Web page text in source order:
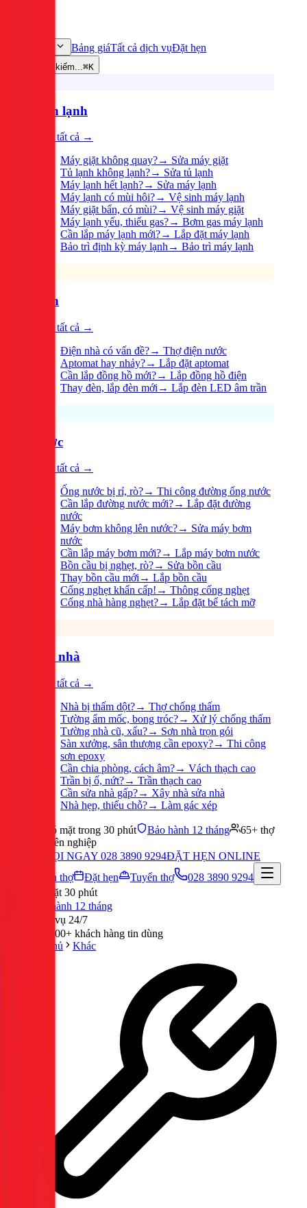
Bảng giáTất cả dịch vụĐặt hẹn
Tìm kiếm...⌘K
Điện lạnh
Xem tất cả →
Máy giặt không quay?→ Sửa máy giặt
Tủ lạnh không lạnh?→ Sửa tủ lạnh
Máy lạnh hết lạnh?→ Sửa máy lạnh
Máy lạnh có mùi hôi?→ Vệ sinh máy lạnh
Máy giặt bẩn, có mùi?→ Vệ sinh máy giặt
Máy lạnh yếu, thiếu gas?→ Bơm gas máy lạnh
Cần lắp máy lạnh mới?→ Lắp đặt máy lạnh
Bảo trì định kỳ máy lạnh→ Bảo trì máy lạnh
Điện
Xem tất cả →
Điện nhà có vấn đề?→ Thợ điện nước
Aptomat hay nhảy?→ Lắp đặt aptomat
Cần lắp đồng hồ mới?→ Lắp đồng hồ điện
Thay đèn, lắp đèn mới → Lắp đèn LED âm trần
Nước
Xem tất cả →
Ống nước bị rỉ, rò?→ Thi công đường ống nước
Cần lắp đường nước mới?→ Lắp đặt đường
nước
Máy bơm không lên nước?→ Sửa máy bơm
nước
Cần lắp máy bơm mới?→ Lắp máy bơm nước
Bồn cầu bị nghẹt, rò?→ Sửa bồn cầu
Thay bồn cầu mới → Lắp bồn cầu
Cống nghẹt khẩn cấp! → Thông cống nghẹt
Cống nhà hàng nghẹt?→ Lắp đặt bể tách mỡ
Sửa nhà
Xem tất cả →
Nhà bị thấm dột?→ Thợ chống thấm
Tường ẩm mốc, bong tróc?→ Xử lý chống thấm
Tường nhà cũ, xấu?→ Sơn nhà trọn gói
Sàn xưởng, sân thượng cần epoxy?→ Thi công
sơn epoxy
Cần chia phòng, cách âm?→ Vách thạch cao
Trần bị ố, nứt?→ Trần thạch cao
Cần sửa nhà gấp?→ Xây nhà sửa nhà
Nhà hẹp, thiếu chỗ?→ Làm gác xép
Có mặt trong 30 phút Bảo hành 12 tháng
65+ thợ
chuyên nghiệp
GỌI NGAY 028 3890 9294ĐẶT HẸN ONLINE
Tuyển thợ
Đặt hẹn Tuyển thợ
028 3890 9294
Có mặt 30 phút
Bảo hành 12 tháng
Phục vụ 24/7
300,000+ khách hàng tin dùng
Trang chủ
Khác